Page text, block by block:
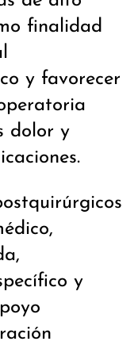
finalidad
y favorecer
dolor y
y